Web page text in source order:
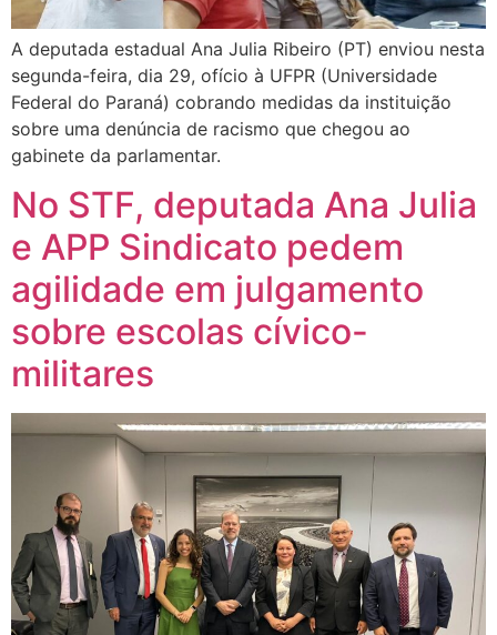
A deputada estadual Ana Julia Ribeiro (PT) enviou nesta
segunda-feira, dia 29, ofício à UFPR (Universidade
Federal do Paraná) cobrando medidas da instituição
sobre uma denúncia de racismo que chegou ao
gabinete da parlamentar.
No STF, deputada Ana Julia
e APP Sindicato pedem
agilidade em julgamento
sobre escolas cívico-
militares